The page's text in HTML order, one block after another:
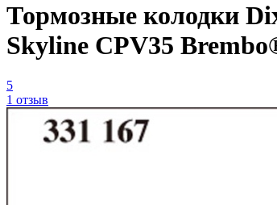
Тормозные колодки
Skyline CPV35
5
1 отзыв